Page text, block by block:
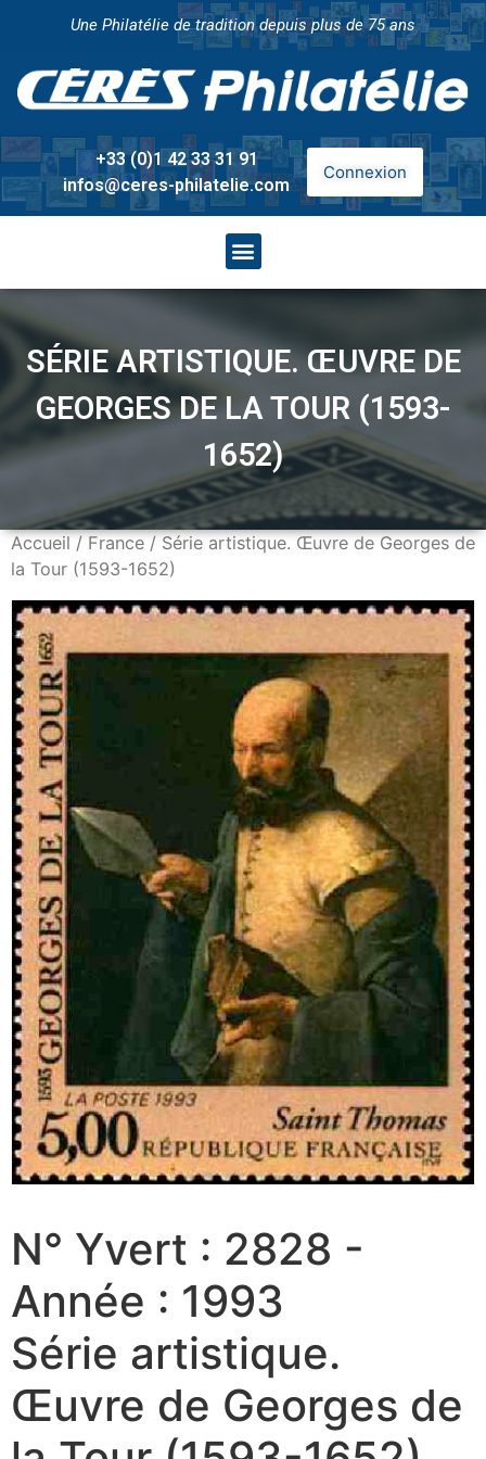
Une Philatélie de tradition depuis plus de 75 ans
+33 (0)1 42 33 31 91
infos@ceres-philatelie.com
Connexion
SÉRIE ARTISTIQUE. ŒUVRE DE
GEORGES DE LA TOUR (1593-
1652)
Accueil/France/ Série artistique. Œuvre de Georges de
la Tour (1593-1652)
N° Yvert : 2828 -
Année : 1993
Série artistique.
Œuvre de Georges de